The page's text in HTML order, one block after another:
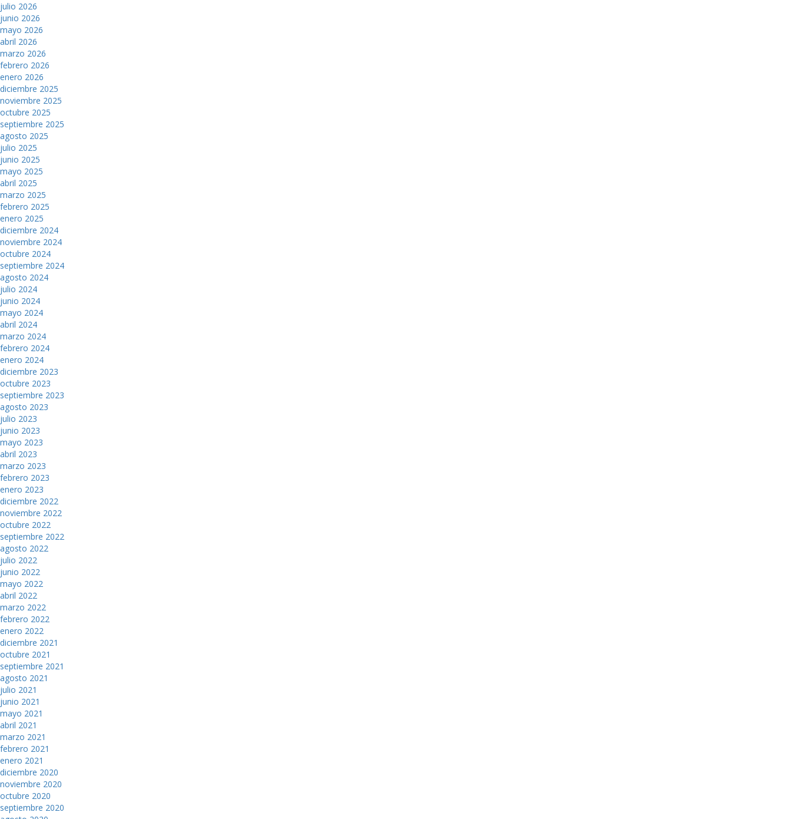
julio 2026
junio 2026
mayo 2026
abril 2026
marzo 2026
febrero 2026
enero 2026
diciembre 2025
noviembre 2025
octubre 2025
septiembre 2025
agosto 2025
julio 2025
junio 2025
mayo 2025
abril 2025
marzo 2025
febrero 2025
enero 2025
diciembre 2024
noviembre 2024
octubre 2024
septiembre 2024
agosto 2024
julio 2024
junio 2024
mayo 2024
abril 2024
marzo 2024
febrero 2024
enero 2024
diciembre 2023
octubre 2023
septiembre 2023
agosto 2023
julio 2023
junio 2023
mayo 2023
abril 2023
marzo 2023
febrero 2023
enero 2023
diciembre 2022
noviembre 2022
octubre 2022
septiembre 2022
agosto 2022
julio 2022
junio 2022
mayo 2022
abril 2022
marzo 2022
febrero 2022
enero 2022
diciembre 2021
octubre 2021
septiembre 2021
agosto 2021
julio 2021
junio 2021
mayo 2021
abril 2021
marzo 2021
febrero 2021
enero 2021
diciembre 2020
noviembre 2020
octubre 2020
septiembre 2020